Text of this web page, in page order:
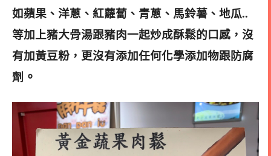
如蘋果、洋蔥、紅蘿蔔、青蔥、馬鈴薯、地瓜..
等加上豬大骨湯跟豬肉一起炒成酥鬆的口感，沒
有加黃豆粉，更沒有添加任何化學添加物跟防腐
劑 。